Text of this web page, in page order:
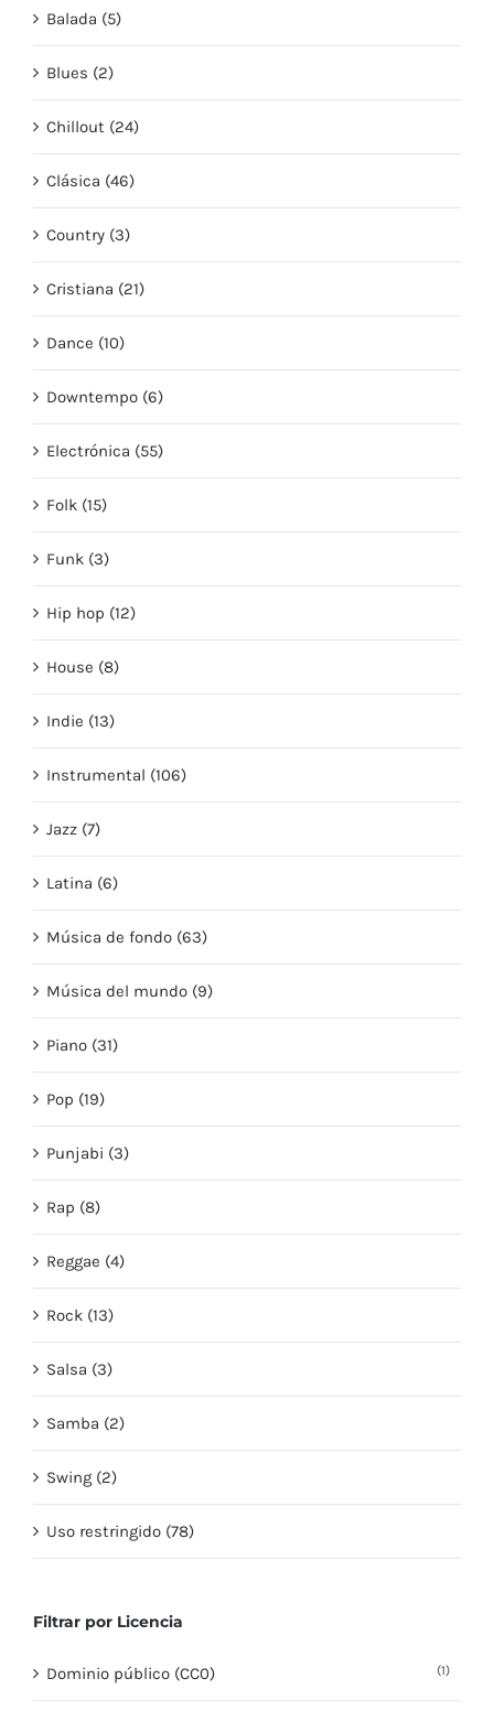
Balada (5)
Blues (2)
Chillout (24)
Clásica (46)
Country (3)
Cristiana (21)
Dance (10)
Downtempo (6)
Electrónica (55)
Folk (15)
Funk (3)
Hip hop (12)
House (8)
Indie (13)
Instrumental (106)
Jazz (7)
Latina (6)
Música de fondo (63)
Música del mundo (9)
Piano (31)
Pop (19)
Punjabi (3)
Rap (8)
Reggae (4)
Rock (13)
Salsa (3)
Samba (2)
Swing (2)
Uso restringido (78)
Filtrar por Licencia
Dominio público (CC0) (1)